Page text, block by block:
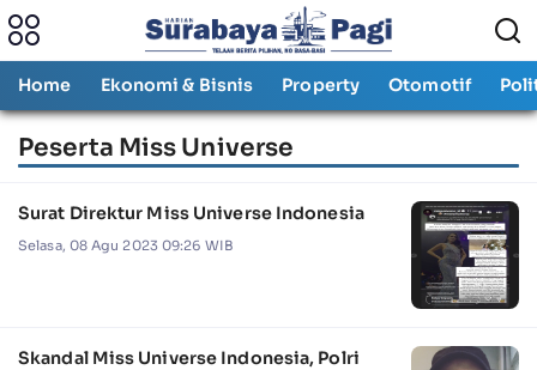
Home Ekonomi & Bisnis Property Otomotif
Peserta Miss Universe
Surat Direktur Miss Universe Indonesia
Selasa, 08 Agu 2023 09:26 WIB
Skandal Miss Universe Indonesia, Polri